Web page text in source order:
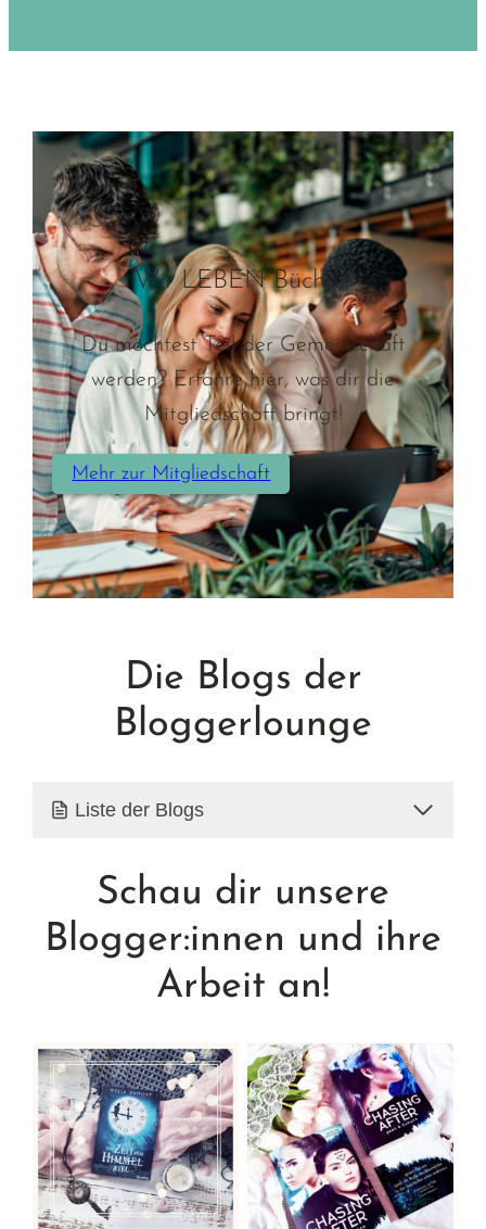
Wir LEBEN Bücher!
Du möchtest Teil der Gemeinschaft
werden? Erfahre hier, was dir die
Mitgliedschaft bringt!
Mehr zur Mitgliedschaft
Die Blogs der
Bloggerlounge
Liste der Blogs
Schau dir unsere
Blogger:innen und ihre
Arbeit an!